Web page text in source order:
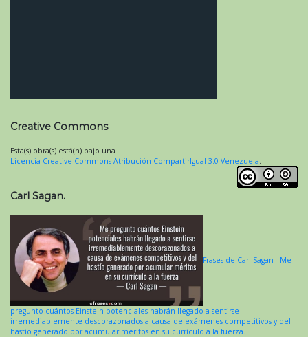
Creative Commons
Esta(s) obra(s) está(n) bajo una
Licencia Creative Commons Atribución-CompartirIgual 3.0 Venezuela.
Carl Sagan.
Frases de Carl Sagan - Me
pregunto cuántos Einstein potenciales habrán llegado a sentirse
irremediablemente descorazonados a causa de exámenes competitivos y del
hastío generado por acumular méritos en su currículo a la fuerza.